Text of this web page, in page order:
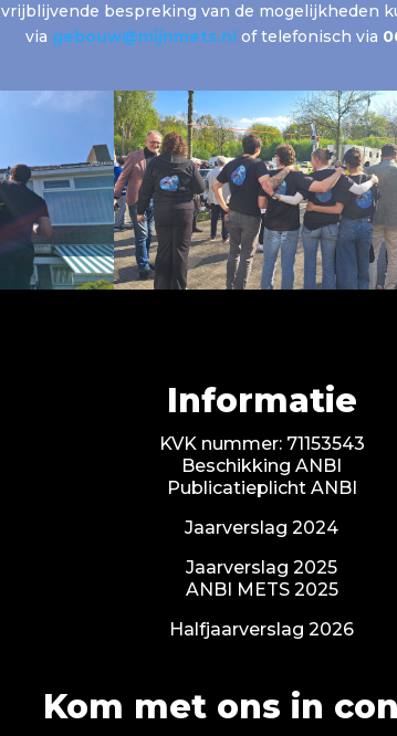
bespreking van de mogelijkheden
via gebouw@mijnmets.nl of telefonisch via
Informatie
KVK nummer: 71153543
Beschikking ANBI
Publicatieplicht ANBI
Jaarverslag 2024
Jaarverslag 2025
ANBI METS 2025
Halfjaarverslag 2026
Kom met ons in